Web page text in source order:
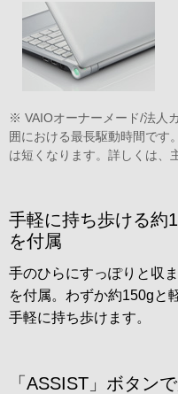
※ VAIOオーナーメード/法人
囲における最長駆動時間です
は短くなります。詳しくは、
手軽に持ち歩ける約
を付属
手のひらにすっぽりと収
を付属。わずか約150gと
手軽に持ち歩けます。
「ASSIST」ボタン